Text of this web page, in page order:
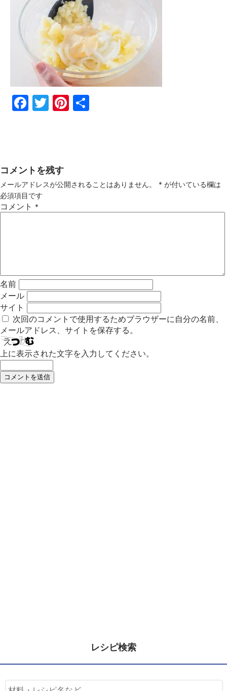
Fac
Twi
Pin
コメントを残す
メールアドレスが公開されることはありません。 * が付いている欄は
必須項目です
コメント *
名前
メール
サイト
次回のコメントで使用するためブラウザーに自分の名前、
メールアドレス、サイトを保存する。
上に表示された文字を入力してください。
レシピ検索